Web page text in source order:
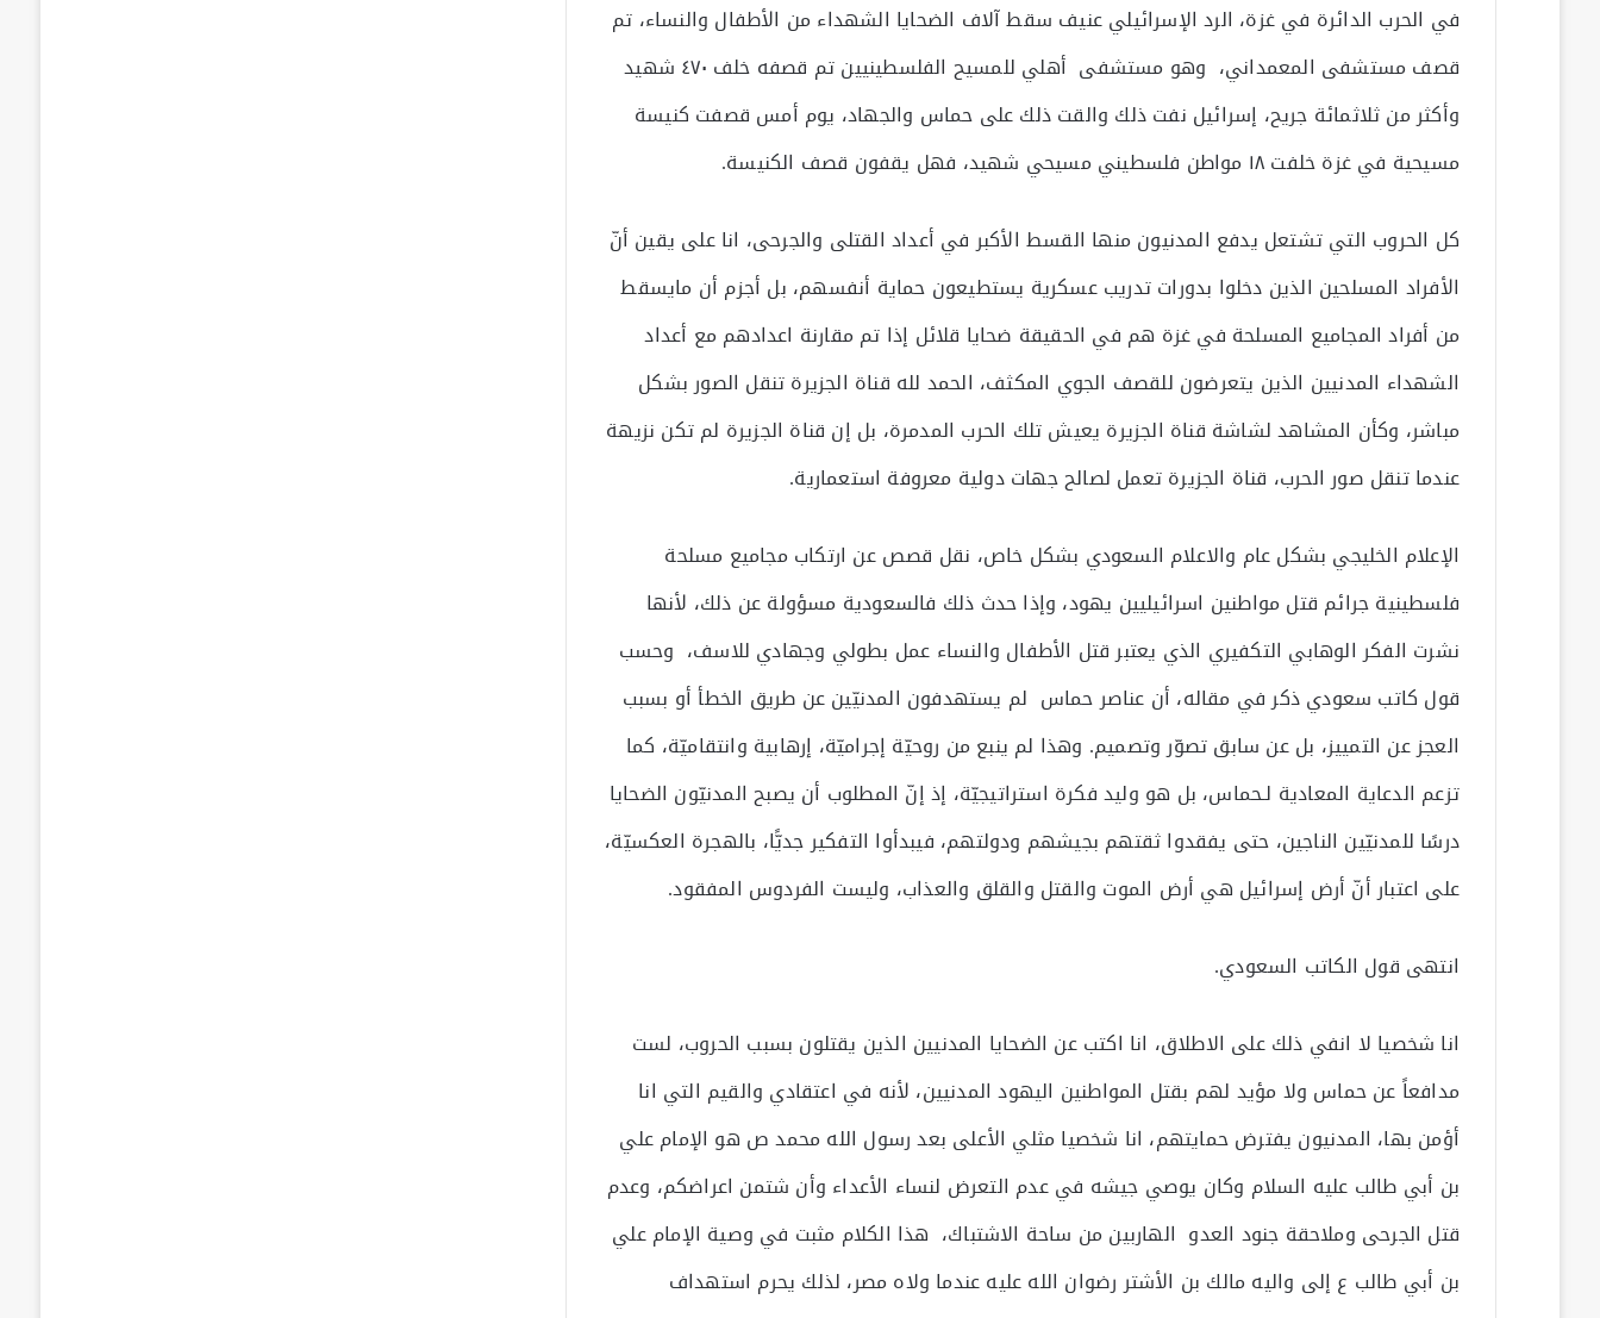
في الحرب الدائرة في غزة، الرد الإسرائيلي عنيف سقط آلاف الضحايا الشهداء من الأطفال والنساء، تم
قصف مستشفى المعمداني، وهو مستشفى أهلي للمسيح الفلسطينيين تم قصفه خلف ٤٧٠ شهيد
وأكثر من ثلاثمائة جريح، إسرائيل نفت ذلك والقت ذلك على حماس والجهاد، يوم أمس قصفت كنيسة
مسيحية في غزة خلفت ١٨ مواطن فلسطيني مسيحي شهيد، فهل يقفون قصف الكنيسة.
كل الحروب التي تشتعل يدفع المدنيون منها القسط الأكبر في أعداد القتلى والجرحى، انا على يقين أنّ
الأفراد المسلحين الذين دخلوا بدورات تدريب عسكرية يستطيعون حماية أنفسهم، بل أجزم أن مايسقط
من أفراد المجاميع المسلحة في غزة هم في الحقيقة ضحايا قلائل إذا تم مقارنة اعدادهم مع أعداد
الشهداء المدنيين الذين يتعرضون للقصف الجوي المكثف، الحمد لله قناة الجزيرة تنقل الصور بشكل
مباشر، وكأن المشاهد لشاشة قناة الجزيرة يعيش تلك الحرب المدمرة، بل إن قناة الجزيرة لم تكن نزيهة
عندما تنقل صور الحرب، قناة الجزيرة تعمل لصالح جهات دولية معروفة استعمارية.
الإعلام الخليجي بشكل عام والاعلام السعودي بشكل خاص، نقل قصص عن ارتكاب مجاميع مسلحة
فلسطينية جرائم قتل مواطنين اسرائيليين يهود، وإذا حدث ذلك فالسعودية مسؤولة عن ذلك، لأنها
نشرت الفكر الوهابي التكفيري الذي يعتبر قتل الأطفال والنساء عمل بطولي وجهادي للاسف، وحسب
قول كاتب سعودي ذكر في مقاله، أن عناصر حماس لم يستهدفون المدنيّين عن طريق الخطأ أو بسبب
العجز عن التمييز، بل عن سابق تصوّر وتصميم. وهذا لم ينبع من روحيّة إجراميّة، إرهابية وانتقاميّة، كما
تزعم الدعاية المعادية لـحماس، بل هو وليد فكرة استراتيجيّة، إذ إنّ المطلوب أن يصبح المدنيّون الضحايا
درسًا للمدنيّين الناجين، حتى يفقدوا ثقتهم بجيشهم ودولتهم، فيبدأوا التفكير جديًّا، بالهجرة العكسيّة،
على اعتبار أنّ أرض إسرائيل هي أرض الموت والقتل والقلق والعذاب، وليست الفردوس المفقود.
انتهى قول الكاتب السعودي.
انا شخصيا لا انفي ذلك على الاطلاق، انا اكتب عن الضحايا المدنيين الذين يقتلون بسبب الحروب، لست
مدافعاً عن حماس ولا مؤيد لهم بقتل المواطنين اليهود المدنيين، لأنه في اعتقادي والقيم التي انا
أؤمن بها، المدنيون يفترض حمايتهم، انا شخصيا مثلي الأعلى بعد رسول الله محمد ص هو الإمام علي
بن أبي طالب عليه السلام وكان يوصي جيشه في عدم التعرض لنساء الأعداء وأن شتمن اعراضكم، وعدم
قتل الجرحى وملاحقة جنود العدو الهاربين من ساحة الاشتباك، هذا الكلام مثبت في وصية الإمام علي
بن أبي طالب ع إلى واليه مالك بن الأشتر رضوان الله عليه عندما ولاه مصر، لذلك يحرم استهداف